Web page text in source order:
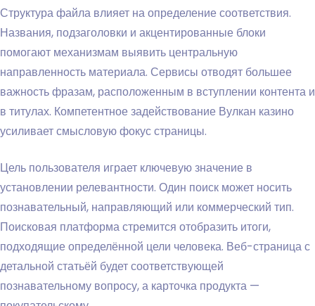
Структура файла влияет на определение соответствия.
Названия, подзаголовки и акцентированные блоки
помогают механизмам выявить центральную
направленность материала. Сервисы отводят большее
важность фразам, расположенным в вступлении контента и
в титулах. Компетентное задействование Вулкан казино
усиливает смысловую фокус страницы.
Цель пользователя играет ключевую значение в
установлении релевантности. Один поиск может носить
познавательный, направляющий или коммерческий тип.
Поисковая платформа стремится отобразить итоги,
подходящие определённой цели человека. Веб-страница с
детальной статьёй будет соответствующей
познавательному вопросу, а карточка продукта —